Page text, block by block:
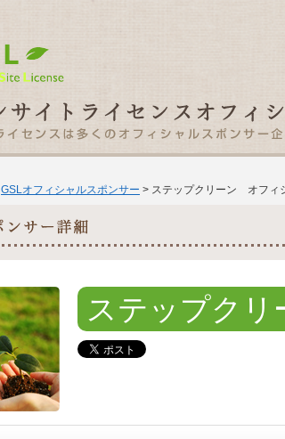
GSLオフィシャルスポンサー > ステップクリーン オフィ
ステップクリ